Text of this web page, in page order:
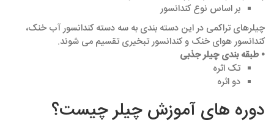
بر اساس نوع کندانسور
چیلرهای تراکمی در این دسته بندی به سه دسته کندانسور آب خنک،
کندانسور هوای خنک و کندانسور تبخیری تقسیم می ‌شوند.
• طبقه ‌بندی چیلر جذبی
تک اثره
دو اثره
دوره های آموزش چیلر چیست؟